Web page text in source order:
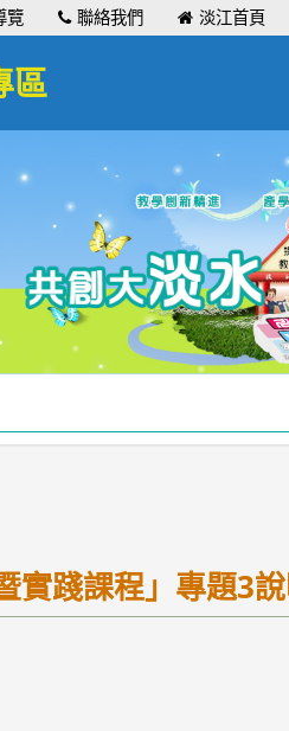
覽 聯絡我們 淡江首頁
區
實踐課程」專題3